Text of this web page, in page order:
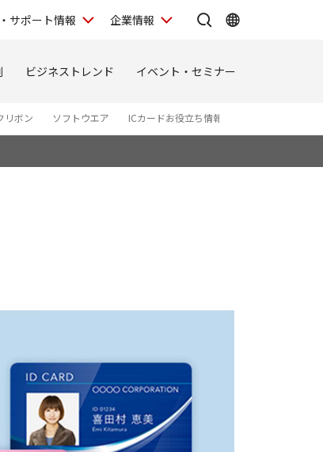
サポート情報 企業情報
ビジネストレンド イベント・セミナー
リボン ソフトウエア ICカードお役立ち情報